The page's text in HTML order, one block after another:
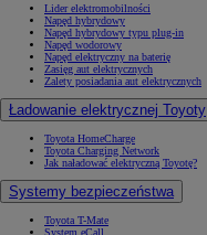
Lider elektromobilności
Napęd hybrydowy
Napęd hybrydowy typu plug-in
Napęd wodorowy
Napęd elektryczny na baterię
Zasięg aut elektrycznych
Zalety posiadania aut elektrycznych
Ładowanie elektrycznej Toyoty
Toyota HomeCharge
Toyota Charging Network
Jak naładować elektryczną Toyotę?
Systemy bezpieczeństwa
Toyota T-Mate
System eCall